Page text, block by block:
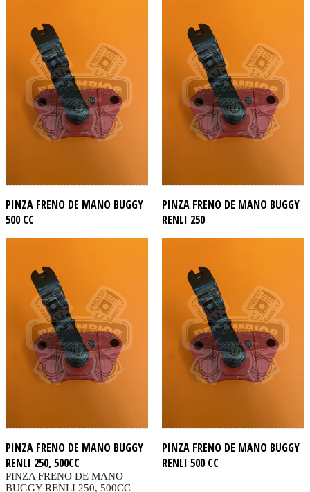
PINZA FRENO DE MANO BUGGY
500 CC
PINZA FRENO DE MANO BUGGY
RENLI 250
PINZA FRENO DE MANO BUGGY
RENLI 250, 500CC
PINZA FRENO DE MANO
BUGGY RENLI 250, 500CC
PINZA FRENO DE MANO BUGGY
RENLI 500 CC